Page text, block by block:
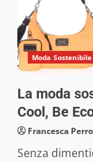
Moda Sostenibile
La moda
Cool, Be
Francesca
Senza